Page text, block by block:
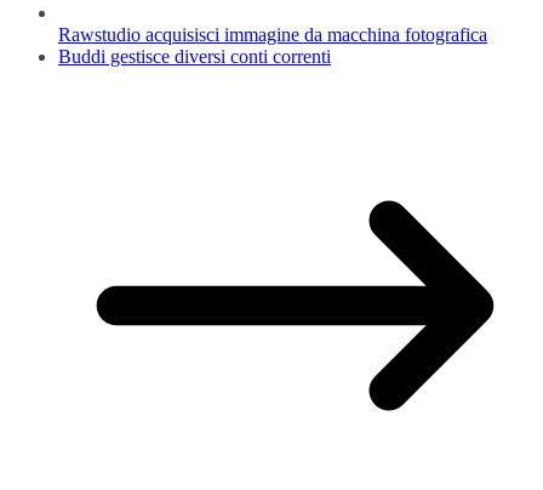
Rawstudio acquisisci immagine da macchina fotografica
Buddi gestisce diversi conti correnti